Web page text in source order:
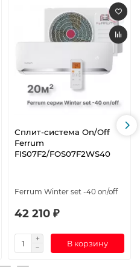
Сплит-система On/Off
Ferrum
FIS07F2/FOS07F2WS40
Ferrum Winter set -40 on/off
42 210 ₽
В корзину